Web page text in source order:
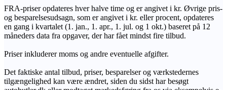
FRA-priser opdateres hver halve time og er angivet i kr. Øvrige pris-
og besparelsesudsagn, som er angivet i kr. eller procent, opdateres
en gang i kvartalet (1. jan., 1. apr., 1. jul. og 1 okt.) baseret på 12
måneders data fra opgaver, der har fået mindst fire tilbud.
Priser inkluderer moms og andre eventuelle afgifter.
Det faktiske antal tilbud, priser, besparelser og værkstedernes
tilgængelighed kan være ændret, siden du sidst har besøgt